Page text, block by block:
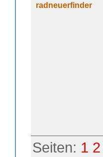
radneuerfinder
Seiten: 1 2